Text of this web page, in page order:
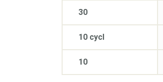
30
10 cycl
10